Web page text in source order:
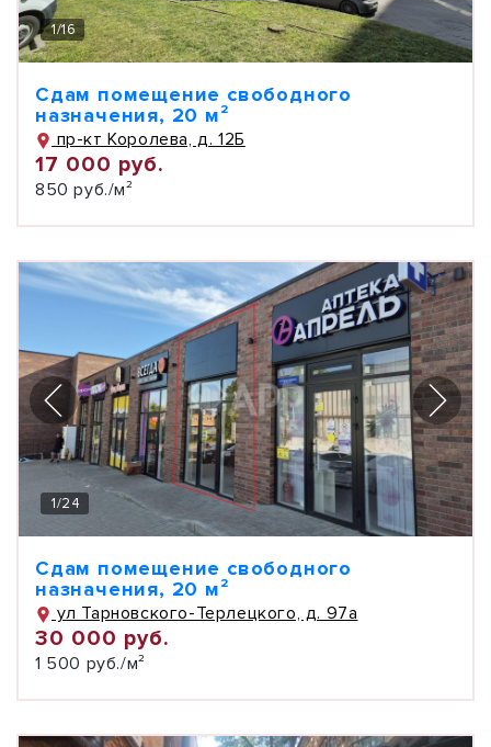
1/16
Сдам помещение свободного
назначения, 20 м²
пр-кт Королева, д. 12Б
17 000 руб.
850 руб./м²
1/24
Сдам помещение свободного
назначения, 20 м²
ул Тарновского-Терлецкого, д. 97а
30 000 руб.
1 500 руб./м²